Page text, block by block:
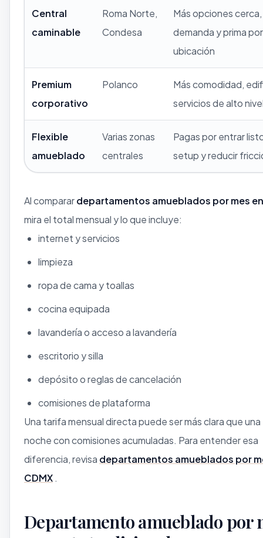
Central
caminable
Roma Norte,
Condesa
Más opciones
demanda y prima por
ubicación
Premium
corporativo
Polanco
Más comodidad,
servicios de alto
Flexible
amueblado
Varias zonas
centrales
Pagas por entrar
setup y reducir
Al comparardepartamentos amueblados por mes
mira el total mensual y lo que incluye:
internet y servicios
limpieza
ropa de cama y toallas
cocina equipada
lavandería o acceso a lavandería
escritorio y silla
depósito o reglas de cancelación
comisiones de plataforma
Una tarifa mensual directa puede ser más clara que
noche con comisiones acumuladas. Para entender esa
diferencia, revisa departamentos amueblados por
CDMX .
Departamento amueblado por